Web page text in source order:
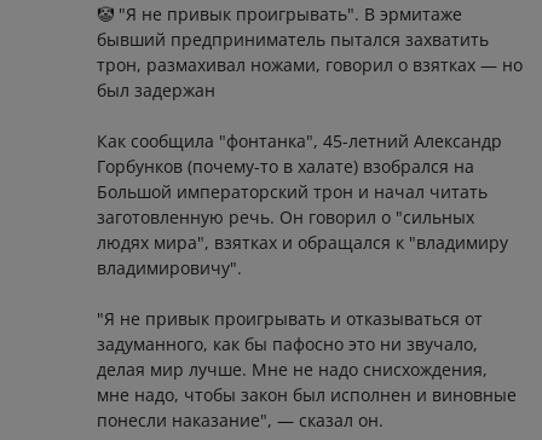
🤡 "Я не привык проигрывать". В эрмитаже
бывший предприниматель пытался захватить
трон, размахивал ножами, говорил о взятках — но
был задержан
Как сообщила "фонтанка", 45-летний Александр
Горбунков (почему-то в халате) взобрался на
Большой императорский трон и начал читать
заготовленную речь. Он говорил о "сильных
людях мира", взятках и обращался к "владимиру
владимировичу".
"Я не привык проигрывать и отказываться от
задуманного, как бы пафосно это ни звучало,
делая мир лучше. Мне не надо снисхождения,
мне надо, чтобы закон был исполнен и виновные
понесли наказание", — сказал он.